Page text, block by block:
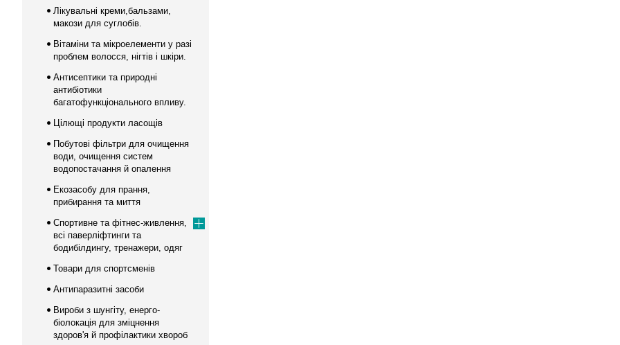
Лікувальні креми,бальзами,
макози для суглобів.
Вітаміни та мікроелементи у разі
проблем волосся, нігтів і шкіри.
Антисептики та природні
антибіотики
багатофункціонального впливу.
Цілющі продукти ласощів
Побутові фільтри для очищення
води, очищення систем
водопостачання й опалення
Екозасобу для прання,
прибирання та миття
Спортивне та фітнес-живлення,
всі паверліфтинги та
бодибілдингу, тренажери, одяг
Товари для спортсменів
Антипаразитні засоби
Вироби з шунгіту, енерго-
біолокація для зміцнення
здоров'я й профілактики хвороб